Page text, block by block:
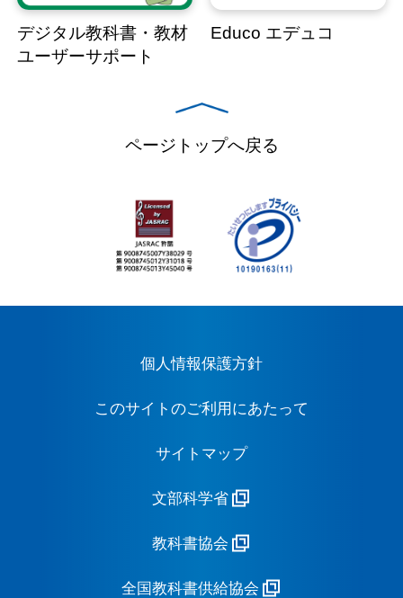
デジタル教科書・教材
ユーザーサポート
Educo エデュコ
ページトップへ戻る
個人情報保護方針
このサイトのご利用にあたって
サイトマップ
文部科学省
教科書協会
全国教科書供給協会